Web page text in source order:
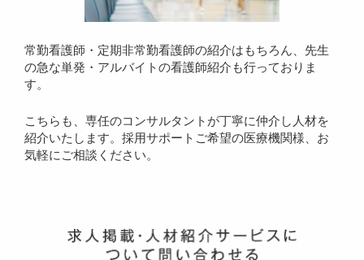
常勤看護師・定期非常勤看護師の紹介はもちろん、先生
の急な単発・アルバイトの看護師紹介も行っておりま
す。
こちらも、専任のコンサルタントが丁寧に仲介し人材を
紹介いたします。採用サポートご希望の医療機関様、お
気軽にご相談ください。